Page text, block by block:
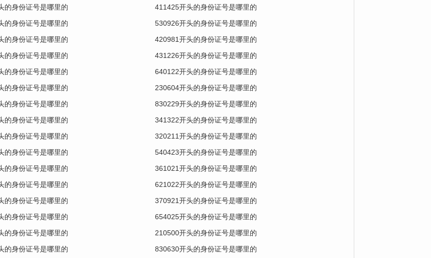
的身份证号是哪里的
411425开头的身份证号是哪里的
的身份证号是哪里的
530926开头的身份证号是哪里的
的身份证号是哪里的
420981开头的身份证号是哪里的
的身份证号是哪里的
431226开头的身份证号是哪里的
的身份证号是哪里的
640122开头的身份证号是哪里的
的身份证号是哪里的
230604开头的身份证号是哪里的
的身份证号是哪里的
830229开头的身份证号是哪里的
的身份证号是哪里的
341322开头的身份证号是哪里的
的身份证号是哪里的
320211开头的身份证号是哪里的
的身份证号是哪里的
540423开头的身份证号是哪里的
的身份证号是哪里的
361021开头的身份证号是哪里的
的身份证号是哪里的
621022开头的身份证号是哪里的
的身份证号是哪里的
370921开头的身份证号是哪里的
的身份证号是哪里的
654025开头的身份证号是哪里的
的身份证号是哪里的
210500开头的身份证号是哪里的
的身份证号是哪里的
830630开头的身份证号是哪里的